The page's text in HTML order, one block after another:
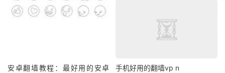
安卓翻墙教程：最好用的安卓
手机好用的翻墙vp n